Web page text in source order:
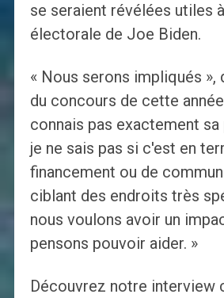
se seraient révélées utiles
électorale de Joe Biden.
« Nous serons impliqués
du concours de cette
connais pas exactement
je ne sais pas si c'est en
financement ou de
ciblant des endroits très
nous voulons avoir un
pensons pouvoir aider. »
Découvrez notre interview